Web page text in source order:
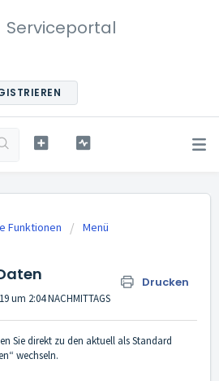
Serviceportal
Funktionen
Menü
Drucken
um 2:04 NACHMITTAGS
Sie direkt zu den aktuell als Standard
wechseln.